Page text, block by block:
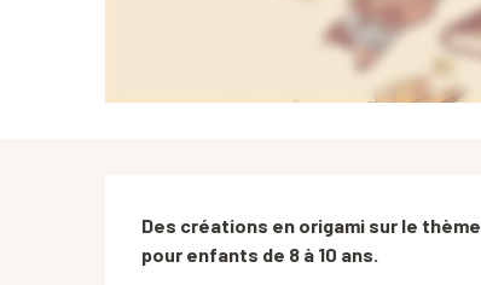
Description
Des créations en origami sur le
pour enfants de 8 à 10 ans.